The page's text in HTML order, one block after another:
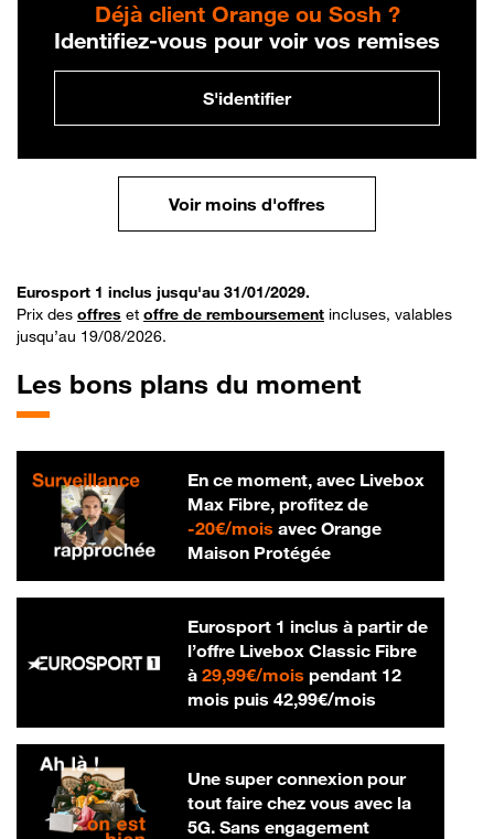
Déjà client Orange ou Sosh ?
Identifiez-vous pour voir vos remises
S'identifier
Voir moins d'offres
Eurosport 1 inclus jusqu'au 31/01/2029.
Prix des offres et offre de remboursement incluses, valables
jusqu’au 19/08/2026.
Les bons plans du moment
En ce moment, avec Livebox
Max Fibre, profitez de
-20€/mois20 € par mois
avec Orange
Maison Protégée
Eurosport 1 inclus à partir de
l’offre Livebox Classic Fibre
à 29,99€/mois29,99 € par mois
pendant 12
mois puis 42,99€/mois42,99 € par
Une super connexion pour
tout faire chez vous avec la
5G. Sans engagement